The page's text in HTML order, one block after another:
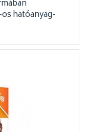
hatóanyag-